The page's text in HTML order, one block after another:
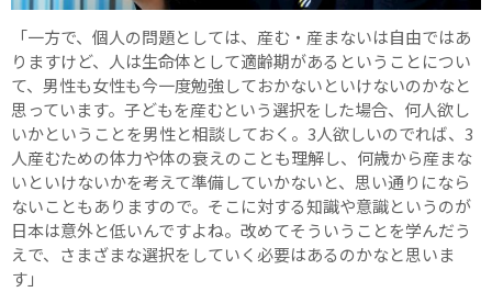
「一方で、個人の問題としては、産む・産まないは自由ではあ
りますけど、人は生命体として適齢期があるということについ
て、男性も女性も今一度勉強しておかないといけないのかなと
思っています。子どもを産むという選択をした場合、何人欲し
いかということを男性と相談しておく。3人欲しいのでれば、3
人産むための体力や体の衰えのことも理解し、何歳から産まな
いといけないかを考えて準備していかないと、思い通りになら
ないこともありますので。そこに対する知識や意識というのが
日本は意外と低いんですよね。改めてそういうことを学んだう
えで、さまざまな選択をしていく必要はあるのかなと思いま
す」